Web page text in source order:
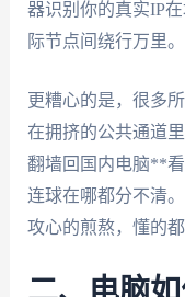
器识别你的真实IP
际节点间绕行万里。
更糟心的是，很多
在拥挤的公共通道
翻墙回国内电脑**
连球在哪都分不清
攻心的煎熬，懂的都